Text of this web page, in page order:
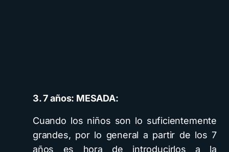
3. 7 años: MESADA:
Cuando los niños son lo suficientemente
grandes, por lo general a partir de los 7
años es hora de introducirlos a la